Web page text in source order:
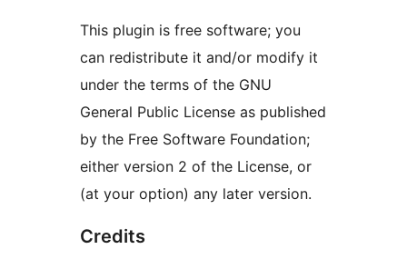
This plugin is free software; you
can redistribute it and/or modify it
under the terms of the GNU
General Public License as published
by the Free Software Foundation;
either version 2 of the License, or
(at your option) any later version.
Credits